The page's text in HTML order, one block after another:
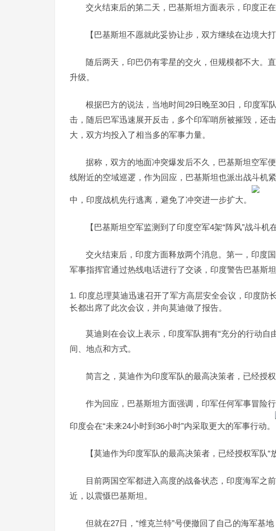
交火结束后的第二天，巴基斯坦方面表示，印度正在
【巴基斯坦不愿就此妥协让步，双方继续在边境大打
随后两天，印巴仍有零星的交火，但规模都不大。
升级。
根据巴方的说法，当地时间29日晚至30日，印度军
击，随后巴军迅速展开反击，多个印军哨所被摧毁，还
大，双方均投入了相当多的军事力量。
据称，双方的地面冲突爆发后不久，巴基斯坦空军
线附近的空域巡逻，作为回应，巴基斯坦也派出战斗机
中，印度战机先行逃离，避免了冲突进一步扩大。
【巴基斯坦空军监测到了印度空军4架“阵风”战斗机
交火结束后，印度方面释放两个消息。第一，印度
军事指挥官通过热线电话进行了交谈，印度警告巴基斯坦
印度总理莫迪迅速召开了军方高层安全会议，印度防
长都出席了此次会议，并向莫迪做了报告。
莫迪则在会议上表示，印度军队拥有“充分的行动自
间、地点和方式。
简言之，莫迪作为印度军队的最高决策者，已经授权
作为回应，巴基斯坦方面强调，印军任何军事冒险
印度会在“未来24小时到36小时”内采取更大的军事行动。
【莫迪作为印度军队的最高决策者，已经授权军队“
目前两国空军都进入高度的战备状态，印度海军之
近，以震慑巴基斯坦。
但就在27日，“维克兰特”号便撤回了自己的海军基